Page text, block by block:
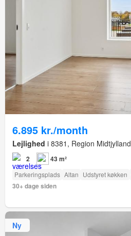
6.895 kr./month
Lejlighed i 8381, Region Midtjylland
2 43 m²
Parkeringsplads Altan Udstyret køkken
30+ dage siden
Ny